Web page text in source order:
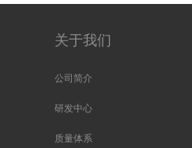
关于我们
公司简介
研发中心
质量体系